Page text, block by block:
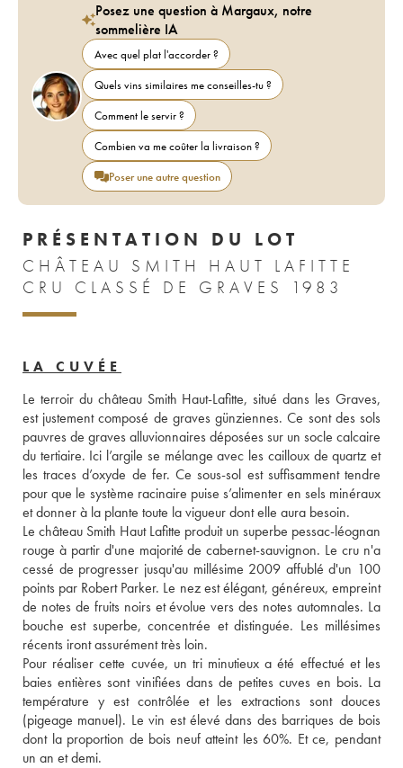
Posez une question à Margaux, notre
sommelière IA
Avec quel plat l'accorder ?
Quels vins similaires me conseilles-tu ?
Comment le servir ?
Combien va me coûter la livraison ?
Poser une autre question
PRÉSENTATION DU LOT
CHÂTEAU SMITH HAUT LAFITTE
CRU CLASSÉ DE GRAVES 1983
LA CUVÉE
Le terroir du château Smith Haut-Lafitte, situé dans les Graves,
est justement composé de graves günziennes. Ce sont des sols
pauvres de graves alluvionnaires déposées sur un socle calcaire
du tertiaire. Ici l’argile se mélange avec les cailloux de quartz et
les traces d’oxyde de fer. Ce sous-sol est suffisamment tendre
pour que le système racinaire puise s’alimenter en sels minéraux
et donner à la plante toute la vigueur dont elle aura besoin.
Le château Smith Haut Lafitte produit un superbe pessac-léognan
rouge à partir d'une majorité de cabernet-sauvignon. Le cru n'a
cessé de progresser jusqu'au millésime 2009 affublé d'un 100
points par Robert Parker. Le nez est élégant, généreux, empreint
de notes de fruits noirs et évolue vers des notes automnales. La
bouche est superbe, concentrée et distinguée. Les millésimes
récents iront assurément très loin.
Pour réaliser cette cuvée, un tri minutieux a été effectué et les
baies entières sont vinifiées dans de petites cuves en bois. La
température y est contrôlée et les extractions sont douces
(pigeage manuel). Le vin est élevé dans des barriques de bois
dont la proportion de bois neuf atteint les 60%. Et ce, pendant
un an et demi.